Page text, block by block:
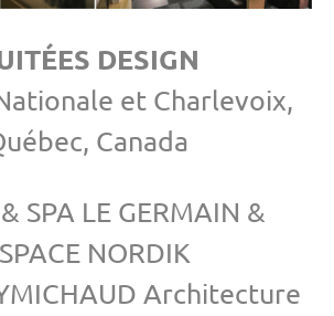
DESIGN
et Charlevoix,
Canada
SPA LE GERMAIN &
NORDIK
Architecture